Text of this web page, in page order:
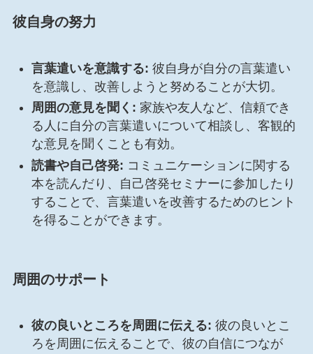
彼自身の努力
言葉遣いを意識する: 彼自身が自分の言葉遣い
を意識し、改善しようと努めることが大切。
周囲の意見を聞く: 家族や友人など、信頼でき
る人に自分の言葉遣いについて相談し、客観的
な意見を聞くことも有効。
読書や自己啓発: コミュニケーションに関する
本を読んだり、自己啓発セミナーに参加したり
することで、言葉遣いを改善するためのヒント
を得ることができます。
周囲のサポート
彼の良いところを周囲に伝える: 彼の良いとこ
ろを周囲に伝えることで、彼の自信につなが